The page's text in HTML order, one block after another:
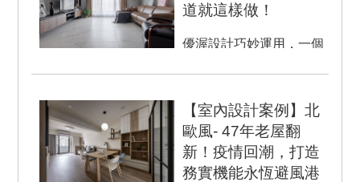
道就這樣做！
優渥設計巧妙運用，一個
公！ ...
【室內設計案例】北
歐風- 47年老屋翻
新！疫情回潮，打造
務實機能永恆避風港